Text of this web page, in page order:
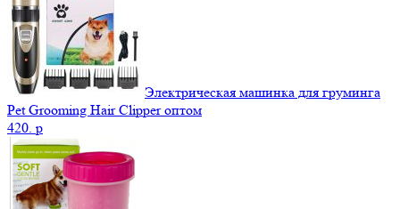
Электрическая машинка для груминга
Pet Grooming Hair Clipper оптом
420. p